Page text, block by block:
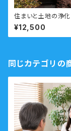
住まいと土地の浄化
ング 引越し・物件購
不動産投資 60分×
¥12,500
同じカテゴリの